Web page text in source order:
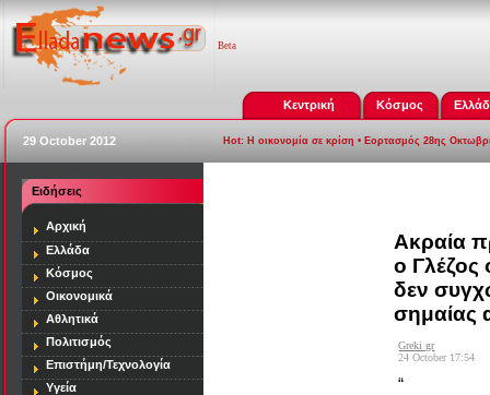
Beta
Κεντρική Κόσμος
29 October 2012 Hot: Η οικονομία σε κρίση • Εορτασμός 28ης
Ειδήσεις
Αρχική
Ελλάδα
Κόσμος
Οικονομικά
Αθλητικά
Πολιτισμός
Επιστήμη/Τεχνολογία
Υγεία
Ακραία
ο
δεν
σημαίας
Greki gr
24 October 17:54
“